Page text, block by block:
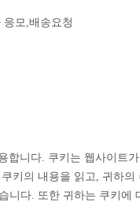
모,배송요청
니다. 쿠키는 웹사이
키의 내용을 읽고, 귀하
다. 또한 귀하는 쿠키